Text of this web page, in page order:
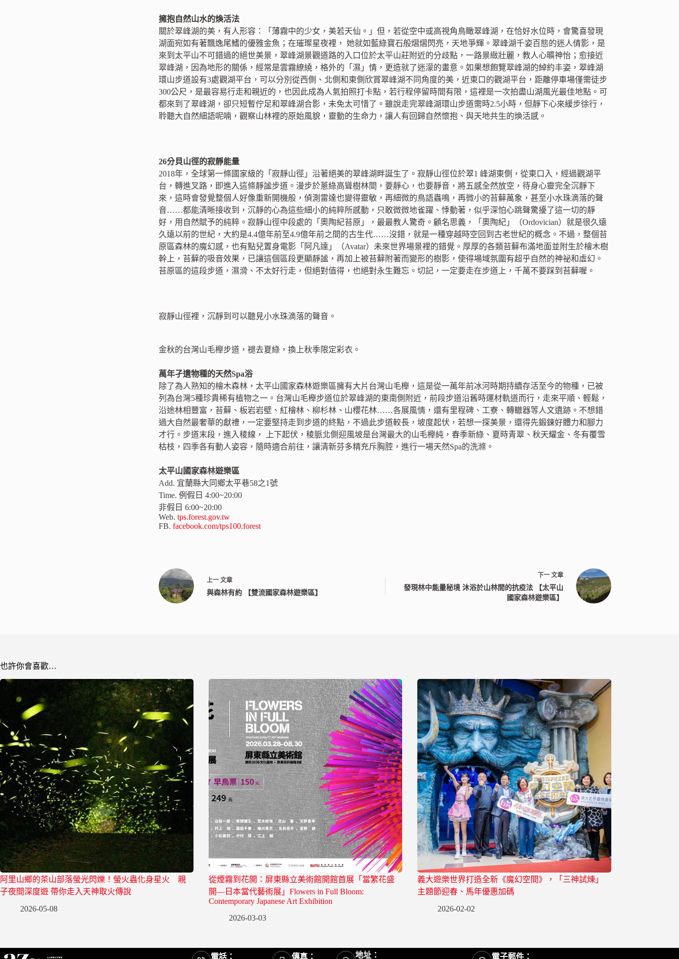
擁抱自然山水的煥活法
關於翠峰湖的美，有人形容：「薄霧中的少女，美若天仙。」但，若從空中或高視角鳥瞰翠峰湖，在恰好水位時，會驚喜發現
湖面宛如有著飄逸尾鰭的優雅金魚；在璀璨星夜裡， 她就如藍綠寶石般熠熠閃亮，天地爭輝。翠峰湖千姿百態的迷人倩影，是
來到太平山不可錯過的絕世美景，翠峰湖景觀道路的入口位於太平山莊附近的分歧點，一路景緻壯麗，教人心曠神怡；愈接近
翠峰湖，因為地形的關係，經常是雲霧繚繞，格外的「濕」情，更造就了迷濛的畫意。如果想飽覽翠峰湖的綽約丰姿，翠峰湖
環山步道設有3處觀湖平台，可以分別從西側、北側和東側欣賞翠峰湖不同角度的美，近東口的觀湖平台，距離停車場僅需徒步
300公尺，是最容易行走和親近的，也因此成為人氣拍照打卡點，若行程停留時間有限，這裡是一次拍盡山湖風光最佳地點。可
都來到了翠峰湖，卻只短暫佇足和翠峰湖合影，未免太可惜了。雖說走完翠峰湖環山步道需時2.5小時，但靜下心來緩步徐行，
聆聽大自然細語呢喃，觀察山林裡的原始風貌，靈動的生命力，讓人有回歸自然懷抱、與天地共生的煥活感。
26分貝山徑的寂靜能量
2018年，全球第一條國家級的「寂靜山徑」沿著絕美的翠峰湖畔誕生了。寂靜山徑位於翠1 峰湖東側，從東口入，經過觀湖平
台，轉進叉路，即進入這條靜謐步道。漫步於蔥綠高聳樹林間，要靜心，也要靜音，將五感全然放空，待身心靈完全沉靜下
來，這時會發覺整個人好像重新開機般，偵測雷達也變得靈敏，再細微的鳥語蟲鳴，再微小的苔蘚萬象，甚至小水珠滴落的聲
音……都能清晰接收到，沉靜的心為這些細小的純粹所感動，只敢微微地雀躍、悸動著，似乎深怕心跳聲驚擾了這一切的靜
好，用自然賦予的純粹。寂靜山徑中段處的「奧陶紀苔原」，最最教人驚奇。顧名思義，「奧陶紀」（Ordovician）就是很久遠
久遠以前的世紀，大約是4.4億年前至4.9億年前之間的古生代……沒錯，就是一種穿越時空回到古老世紀的概念。不過，整個苔
原區森林的魔幻感，也有點兒置身電影「阿凡達」（Avatar）未來世界場景裡的錯覺。厚厚的各類苔蘚布滿地面並附生於檜木樹
幹上，苔蘚的吸音效果，已讓這個區段更顯靜謐，再加上被苔蘚附著而變形的樹影，使得場域氛圍有超乎自然的神祕和虛幻。
苔原區的這段步道，濕滑、不太好行走，但絕對值得，也絕對永生難忘。切記，一定要走在步道上，千萬不要踩到苔蘚喔。
寂靜山徑裡，沉靜到可以聽見小水珠滴落的聲音。
金秋的台灣山毛櫸步道，褪去夏綠，換上秋季限定彩衣。
萬年孑遺物種的天然Spa浴
除了為人熟知的檜木森林，太平山國家森林遊樂區擁有大片台灣山毛櫸，這是從一萬年前冰河時期持續存活至今的物種，已被
列為台灣5種珍貴稀有植物之一。台灣山毛櫸步道位於翠峰湖的東南側附近，前段步道沿舊時運材軌道而行，走來平順、輕鬆，
沿途林相豐富，苔蘚、板岩岩壁、紅檜林、柳杉林、山櫻花林……各展風情，還有里程碑、工寮、轉轍器等人文遺跡。不想錯
過大自然最奢華的獻禮，一定要堅持走到步道的終點，不過此步道較長，坡度起伏，若想一探美景，還得先鍛鍊好體力和腳力
才行。步道末段，進入稜線， 上下起伏，稜脈北側迎風坡是台灣最大的山毛櫸純，春季新綠、夏時青翠、秋天耀金、冬有覆雪
枯枝，四季各有動人姿容，隨時適合前往，讓清新芬多精充斥胸腔，進行一場天然Spa的洗滌。
太平山國家森林遊樂區
Add. 宜蘭縣大同鄉太平巷58之1號
Time. 例假日 4:00~20:00
非假日 6:00~20:00
Web.tps.forest.gov.tw
FB.facebook.com/tps100.forest
上一文章
與森林有約 【雙流國家森林遊樂區】
下一 文章
發現林中能量秘境 沐浴於山林間的抗疫法 【太平山
國家森林遊樂區】
也許你會喜歡…
阿里山鄉的茶山部落螢光閃爍！螢火蟲化身星火 親
子夜間深度遊 帶你走入天神取火傳說
2026-05-08
從煙霧到花開：屏東縣立美術館開館首展「當繁花盛
開—日本當代藝術展」Flowers in Full Bloom:
Contemporary Japanese Art Exhibition
2026-03-03
義大遊樂世界打造全新《魔幻空間》，「三神試煉」
主題節迎春、馬年優惠加碼
2026-02-02
電話： 傳真： 地址： 電子郵件：